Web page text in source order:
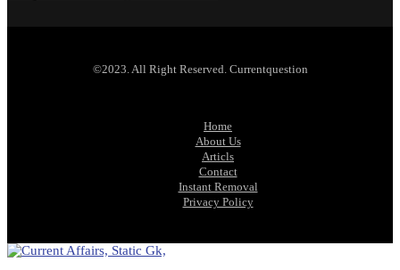
©2023. All Right Reserved. Currentquestion
Home
About Us
Articls
Contact
Instant Removal
Privacy Policy